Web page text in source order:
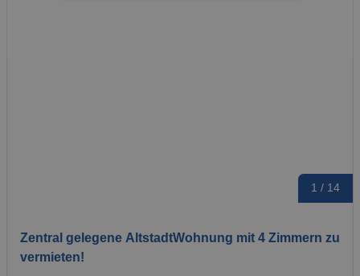
1 / 14
Zentral gelegene AltstadtWohnung mit 4 Zimmern zu
vermieten!